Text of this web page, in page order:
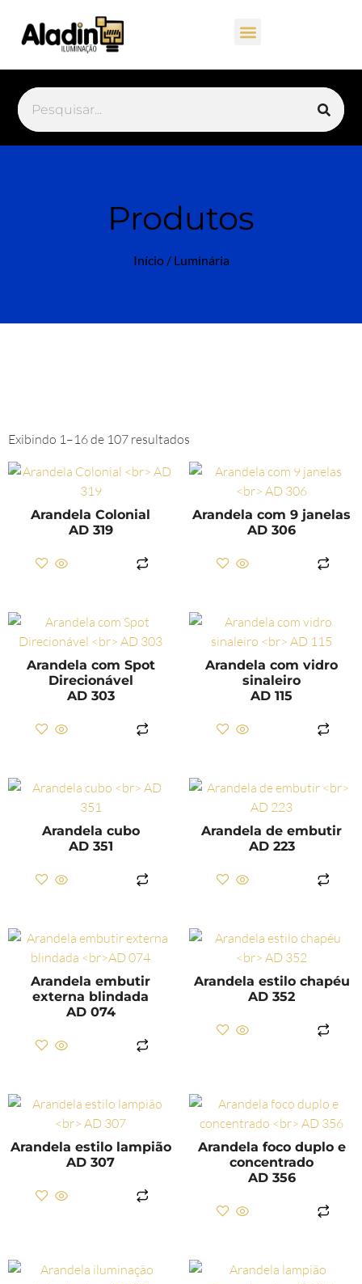
Produtos
Início/ Luminária
Exibindo 1–16 de 107 resultados
Arandela Colonial
AD 319
Arandela com 9 janelas
AD 306
Arandela com Spot
Direcionável
AD 303
Arandela com vidro
sinaleiro
AD 115
Arandela cubo
AD 351
Arandela de embutir
AD 223
Arandela embutir
externa blindada
AD 074
Arandela estilo chapéu
AD 352
Arandela estilo lampião
AD 307
Arandela foco duplo e
concentrado
AD 356